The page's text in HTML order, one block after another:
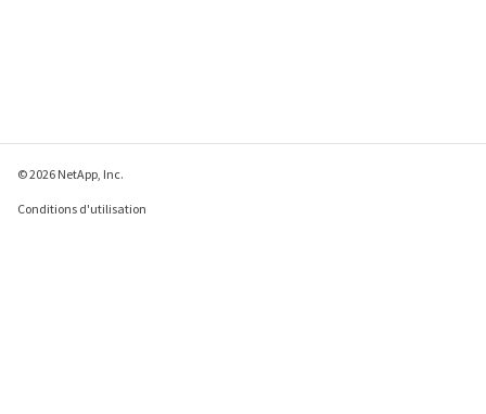
© 2026 NetApp, Inc.
Conditions d'utilisation